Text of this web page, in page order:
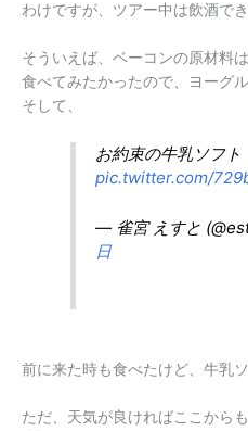
わけですが、ツアー中は飲酒で
そういえば、ベーコンの原材料
食べてみたかったので、ヨーグ
そして、
お約束の牛乳ソフト
pic.twitter.com/
— 雀宮 えすと
日
前に来た時も食べたけど、牛乳
ただ、天気が良ければここから